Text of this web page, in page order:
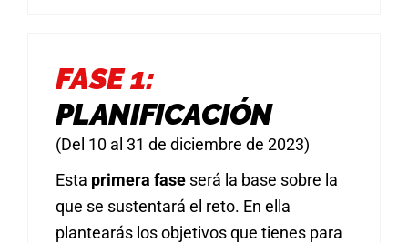
FASE 1:
PLANIFICACIÓN
(Del 10 al 31 de diciembre de 2023)
Esta primera faseserá la base sobre la
que se sustentará el reto. En ella
plantearás los objetivos que tienes para